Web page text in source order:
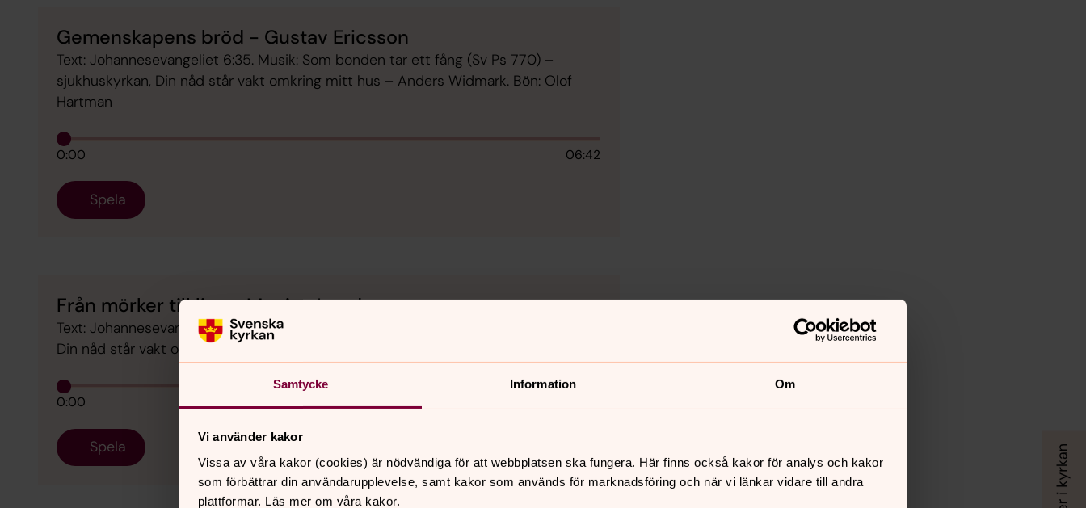
Samtycke Information Om
Vi använder kakor
Vissa av våra kakor (cookies) är nödvändiga för att webbplatsen ska fungera. Här finns också kakor för analys och kakor
som förbättrar din användarupplevelse, samt kakor som används för marknadsföring och när vi länkar vidare till andra
plattformar. Läs mer om våra kakor.
Gemenskapens bröd - Gustav Ericsson
Text: Johannesevangeliet 6:35. Musik: Som bonden tar ett fång (Sv Ps 770) –
sjukhuskyrkan, Din nåd står vakt omkring mitt hus – Anders Widmark. Bön: Olof
Hartman
0:00 06:42
Spela
Från mörker till ljus - Monica Lundgren
Text: Johannesevangeliet 8:2. Musik: Jesus, Guds Son (Sv Ps 781) – sjukhuskyrkan,
Din nåd står vakt omkring mitt hus – Anders Widmark
0:00
Spela